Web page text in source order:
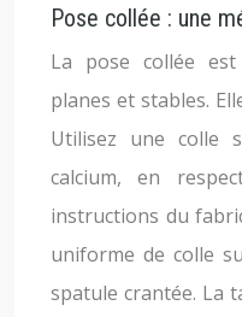
Pose collée : une
La pose collée
planes et stables.
Utilisez une colle
calcium, en
instructions du
uniforme de colle
spatule crantée. La